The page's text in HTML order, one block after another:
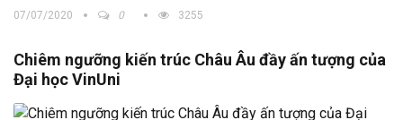
người ưa chuộng và lựa chọn cho không gian sống của gia
dán ngói lên mái bê tông để có thể duy trì được tính thẩm mĩ
của căn nhà đồng thời hạn chế tối thiểu hiện tượng thấm dột.
Trong bài viết này, Kiến trúc Trịnh Gia sẽ chia sẻ đến các bạn
thông tin chi tiết và cần thiết nhất.
07/07/2020 0 3255
Chiêm ngưỡng kiến trúc Châu Âu đầy ấn tượng của
Đại học VinUni